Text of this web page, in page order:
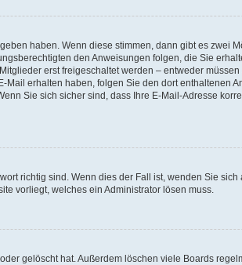
haben. Wenn diese stimmen, dann gibt es zwei
den Anweisungen folgen, die Sie
erst freigeschaltet werden – entweder
erhalten haben, folgen Sie den dort enthaltenen
Sie sich sicher sind, dass Ihre E-Mail-Adresse
richtig sind. Wenn dies der Fall ist, wenden Sie
vorliegt, welches ein Administrator lösen muss.
gelöscht hat. Außerdem löschen viele Boards